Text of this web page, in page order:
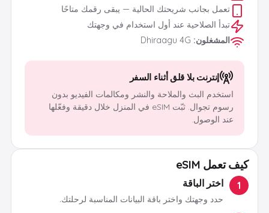
تعمل بجانب شريحتك الحالية — يبقى رقمك متاحًا
تبدأ الصلاحية عند أول استخدام في وجهتك
المشغلون:
Dhiraagu 4G
إنترنت بلا قلق أثناء السفر
استخدم البث والملاحة والنشر ومكالمات الفيديو بدون
رسوم تجوال. ثبّت eSIM في المنزل خلال دقيقة وفعّلها
عند الوصول.
كيف تعمل eSIM
1 اختر الباقة
حدد وجهتك واختر باقة البيانات المناسبة لرحلتك.